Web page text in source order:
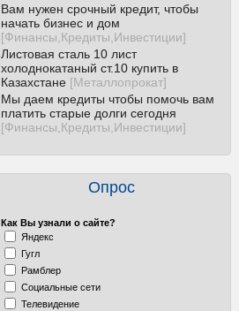
Вам нужен срочный кредит, чтобы
начать бизнес и дом
[Финансы,Кредиты,Инвестиции]
Листовая сталь 10 лист
холоднокатаный ст.10 купить в
Казахстане [Металлопрокат]
Мы даем кредиты чтобы помочь вам
платить старые долги сегодня
[Финансы,Кредиты,Инвестиции]
Опрос
Как Вы узнали о сайте?
Яндекс
Гугл
Рамблер
Социальные сети
Телевидение